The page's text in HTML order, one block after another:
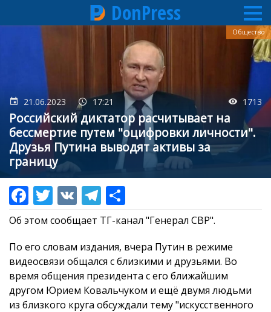
основному
содержанию
DonPress
21.06.2023 17:21 1713
Российский диктатор расчитывает на
бессмертие путем "оцифровки личности".
Друзья Путина выводят активы за
границу
Общество
Об этом сообщает ТГ-канал "Генерал СВР".
По его словам издания, вчера Путин в режиме
видеосвязи общался с близкими и друзьями. Во
время общения президента с его ближайшим
другом Юрием Ковальчуком и ещё двумя людьми
из близкого круга обсуждали тему "искусственного